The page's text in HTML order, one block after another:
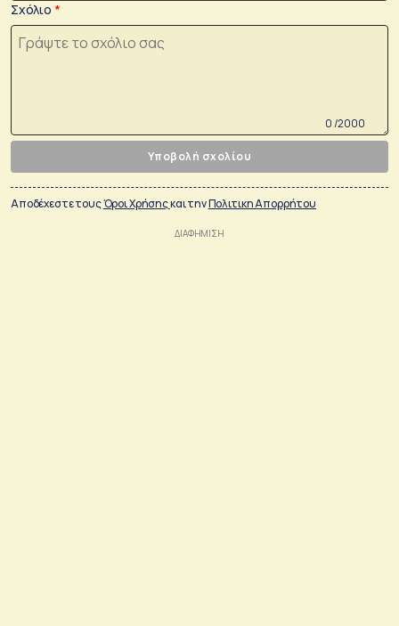
Σχόλιο
0 /2000
Υποβολή σχολίου
Αποδέχεστε τουςΌροι Χρήσηςκαι τηνΠολιτικη Απορρήτου